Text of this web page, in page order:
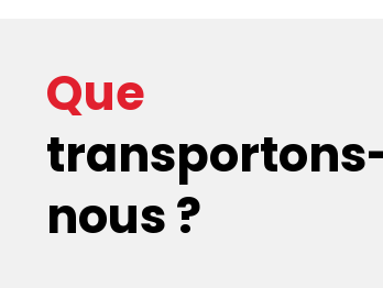
Que
nous ?
vos palettes de manière fiable à
des palettes directement à chaque
– ponctuellement et en toute